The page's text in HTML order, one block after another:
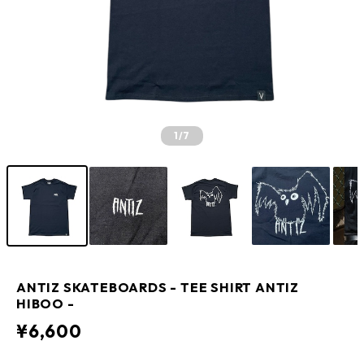
1/7
ANTIZ SKATEBOARDS - TEE SHIRT ANTIZ
HIBOO -
¥6,600